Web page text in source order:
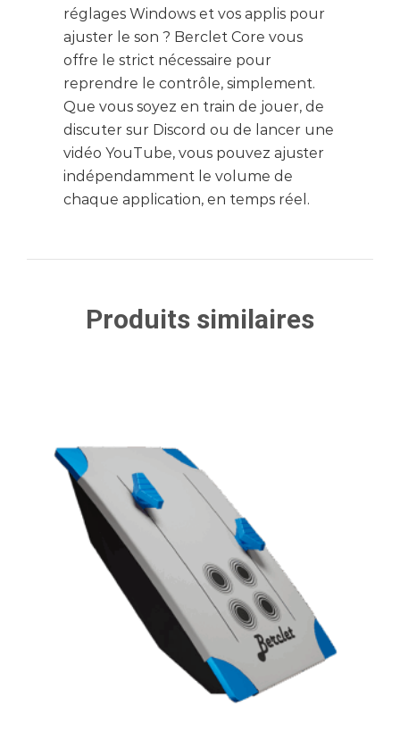
réglages Windows et vos applis pour
ajuster le son ? Berclet Core vous
offre le strict nécessaire pour
reprendre le contrôle, simplement.
Que vous soyez en train de jouer, de
discuter sur Discord ou de lancer une
vidéo YouTube, vous pouvez ajuster
indépendamment le volume de
chaque application, en temps réel.
Produits similaires